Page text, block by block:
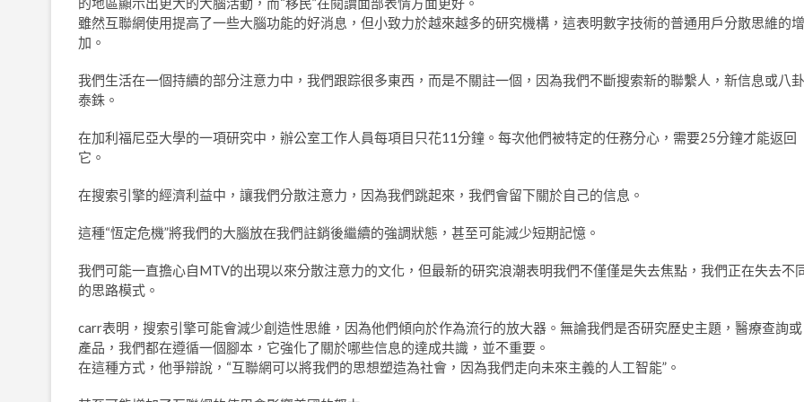
雖然互聯網使用提高了一些大腦功能的好消息，但小致力於越來越多的研究機構，這表明數字技術的普通用戶分散思維的增
加。
我們生活在一個持續的部分注意力中，我們跟踪很多東西，而是不關註一個，因為我們不斷搜索新的聯繫人，新信息或八卦
泰銖。
在加利福尼亞大學的一項研究中，辦公室工作人員每項目只花11分鐘。每次他們被特定的任務分心，需要25分鐘才能返回
它。
在搜索引擎的經濟利益中，讓我們分散注意力，因為我們跳起來，我們會留下關於自己的信息。
這種“恆定危機”將我們的大腦放在我們註銷後繼續的強調狀態，甚至可能減少短期記憶。
我們可能一直擔心自MTV的出現以來分散注意力的文化，但最新的研究浪潮表明我們不僅僅是失去焦點，我們正在失去不
的思路模式。
carr表明，搜索引擎可能會減少創造性思維，因為他們傾向於作為流行的放大器。無論我們是否研究歷史主題，醫療查詢或
產品，我們都在遵循一個腳本，它強化了關於哪些信息的達成共識，並不重要。
在這種方式，他爭辯說，“互聯網可以將我們的思想塑造為社會，因為我們走向未來主義的人工智能”。